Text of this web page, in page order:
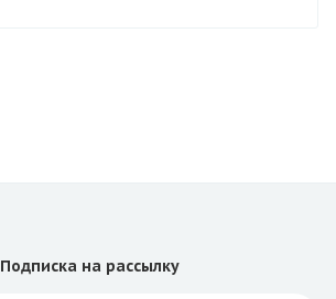
Подписка на рассылку